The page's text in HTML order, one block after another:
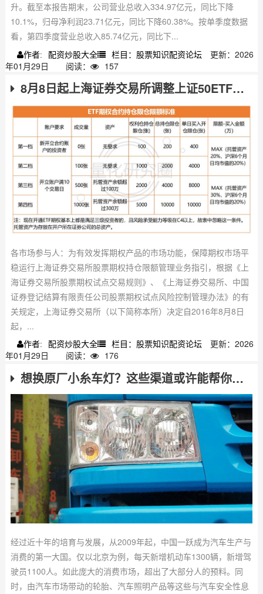
升。截至本报告期末，公司营业总收入334.97亿元，同比下降
10.1%，归母净利润23.71亿元，同比下降60.38%。按单季度数据
看，第四季度营业总收入85.74亿元，同比下...
作者: 配资炒股大全 栏目：股票知识配资论坛
更新：2026
年01月29日
阅读： 157
8月8日起上海证券交易所调整上证50ETF期权持仓限额管理
各市场参与人：为有效发挥期权产品的市场功能，保障期权市场平
稳运行上海证券交易所股票期权持仓限额管理业务指引，根据《上
海证券交易所股票期权试点交易规则》、《上海证券交易所、中国
证券登记结算有限责任公司股票期权试点风险控制管理办法》的有
关规定，上海证券交易所（以下简称本所）决定自2016年8月8日
起，...
作者: 配资炒股大全 栏目：股票知识配资论坛
更新：2026
年01月29日
阅读： 176
想换原厂小糸车灯？这些渠道或许能帮你找到
经过近十年的培育与发展，从2009年起，中国一跃成为汽车生产与
消费的第一大国。仅以北京为例，每天新增机动车1300辆，新增驾
驶员1100人。如此庞大的消费市场，超出了大部分人的预料。同
时，由汽车市场带动的轮胎、汽车照明产品等这些与汽车安全性息